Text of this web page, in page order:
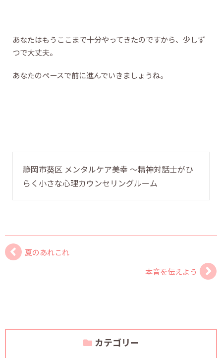
あなたはもうここまで十分やってきたのですから、少しず
つで大丈夫。
あなたのペースで前に進んでいきましょうね。
静岡市葵区 メンタルケア美幸 〜精神対話士がひ
らく小さな心理カウンセリングルーム
夏のあれこれ
本音を伝えよう
カテゴリー